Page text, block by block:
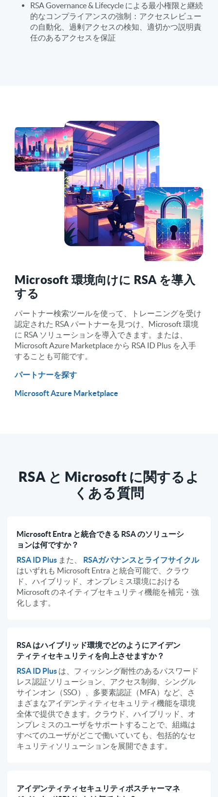
RSA Governance & Lifecycle による最小権限と継続
的なコンプライアンスの強制：アクセスレビュー
の自動化、過剰アクセスの検知、適切かつ説明責
任のあるアクセスを保証
Microsoft 環境向けに RSA を導入
する
パートナー検索ツールを使って、トレーニングを受け
認定された RSA パートナーを見つけ、Microsoft 環境
に RSA ソリューションを導入できます。または、
Microsoft Azure Marketplace から RSA ID Plus を入手
することも可能です。
パートナーを探す
Microsoft Azure Marketplace
RSA と Microsoft に関するよ
くある質問
Microsoft Entra と統合できる RSA のソリューシ
ョンは何ですか？
RSA ID Plus また、 RSAガバナンスとライフサイクル
はいずれも Microsoft Entra と統合可能で、クラウ
ド、ハイブリッド、オンプレミス環境における
Microsoft のネイティブセキュリティ機能を補完・強
化します。
RSA はハイブリッド環境でどのようにアイデン
ティティセキュリティを向上させますか？
RSA ID Plus は、フィッシング耐性のあるパスワード
レス認証ソリューション、アクセス制御、シングル
サインオン（SSO）、多要素認証（MFA）など、さ
まざまなアイデンティティセキュリティ機能を環境
全体で提供できます。クラウド、ハイブリッド、オ
ンプレミスのユーザをサポートすることで、組織は
すべてのユーザがどこで働いていても、包括的なセ
キュリティソリューションを展開できます。
アイデンティティセキュリティポスチャーマネ